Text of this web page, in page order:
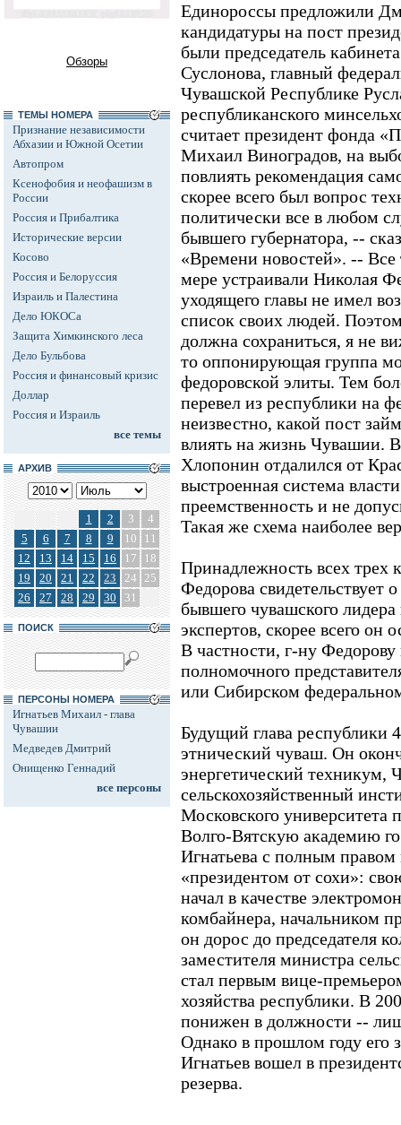
Обзоры
ТЕМЫ НОМЕРА
Признание независимости
Абхазии и Южной Осетии
Автопром
Ксенофобия и неофашизм в
России
Россия и Прибалтика
Исторические версии
Косово
Россия и Белоруссия
Израиль и Палестина
Дело ЮКОСа
Защита Химкинского леса
Дело Бульбова
Россия и финансовый кризис
Доллар
Россия и Израиль
все темы
АРХИВ
1 2 3
4
5
6 7 8 9 10
11
12
13 14 15 16 17
18
19
20 21 22 23 24 25
26
27 28 29 30 31
ПОИСК
ПЕРСОНЫ НОМЕРА
Игнатьев Михаил - глава
Чувашии
Медведев Дмитрий
Онищенко Геннадий
все персоны
Единороссы предложили
кандидатуры на пост
были председатель
Суслонова, главный
Чувашской Республике
республиканского
считает президент фонда
Михаил Виноградов, на
повлиять рекомендация
скорее всего был вопрос
политически все в любом
бывшего губернатора, --
«Времени новостей». --
мере устраивали Николая
уходящего главы не имел
список своих людей.
должна сохраниться, я не
то оппонирующая группа
федоровской элиты. Тем
перевел из республики на
неизвестно, какой пост
влиять на жизнь Чувашии.
Хлопонин отдалился от
выстроенная система
преемственность и не
Такая же схема наиболее
Принадлежность всех трех
Федорова свидетельствует
бывшего чувашского
экспертов, скорее всего он
В частности, г-ну Федорову
полномочного
или Сибирском
Будущий глава республики
этнический чуваш. Он
энергетический техникум,
сельскохозяйственный
Московского университета
Волго-Вятскую академию
Игнатьева с полным правом
«президентом от сохи»:
начал в качестве
комбайнера, начальником
он дорос до председателя
заместителя министра
стал первым вице-
хозяйства республики. В
понижен в должности --
Однако в прошлом году его
Игнатьев вошел в
резерва.